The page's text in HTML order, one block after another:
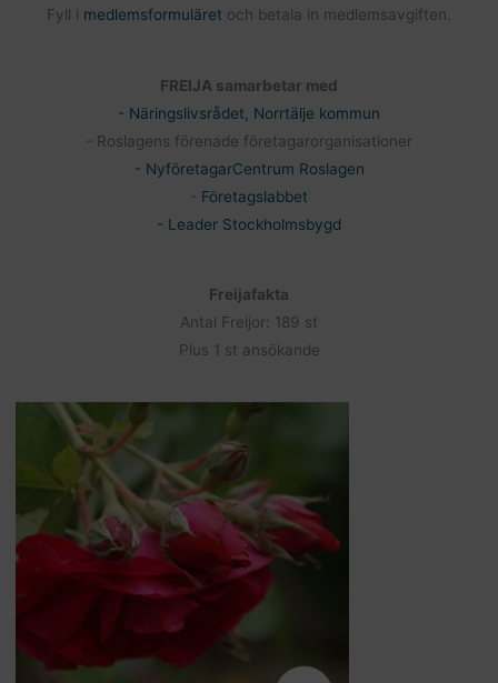
Fyll i medlemsformuläret och betala in medlemsavgiften.
FREIJA samarbetar med
- Näringslivsrådet, Norrtälje kommun
- Roslagens förenade företagarorganisationer
- NyföretagarCentrum Roslagen
Företagslabbet
- Leader Stockholmsbygd
Freijafakta
Antal Freijor: 189 st
Plus 1 st ansökande